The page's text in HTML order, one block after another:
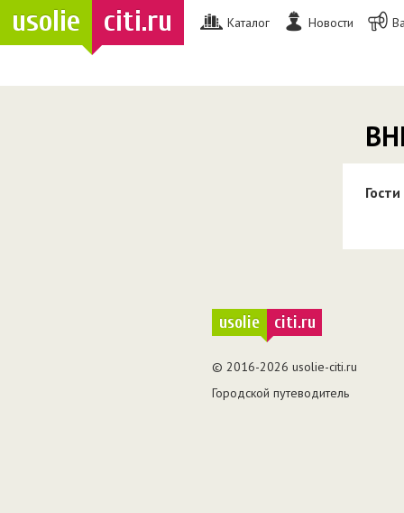
usolie citi.ru Каталог Новости
Гости
usolie citi.ru
© 2016-2026 usolie-citi.ru
Городской путеводитель